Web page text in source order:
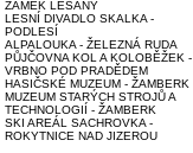
ZÁMEK LEŠANY
LESNÍ DIVADLO SKALKA -
PODLESÍ
ALPALOUKA - ŽELEZNÁ RUDA
PŮJČOVNA KOL A KOLOBĚŽEK -
VRBNO POD PRADĚDEM
HASIČSKÉ MUZEUM - ŽAMBERK
MUZEUM STARÝCH STROJŮ A
TECHNOLOGIÍ - ŽAMBERK
SKI AREÁL SACHROVKA -
ROKYTNICE NAD JIZEROU